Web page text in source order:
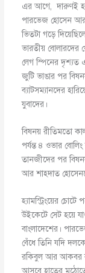
এর আগে, দারুণই
পারভেজ হোসেন আর
ভিতটা গড়ে
ভারতীয় বোলারদের
লেগ স্পিনের দৃশ্যত
জুটি ভাঙার পর
ব্যাটসম্যানদের
যুবাদের।
বিষনয় রীতিমতো
পর্যন্ত ৪ ওভার
তানজীদের পর
আর শাহদাত
হ্যামস্ট্রিংয়ের
উইকেটে সেট হয়ে
বাংলাদেশের।
বেঁধে তিনি যদি
রকিবুল আর আকবর
আসবে হাতের